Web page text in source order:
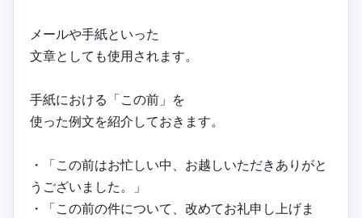
メールや手紙といった
文章としても使用されます。
手紙における「この前」を
使った例文を紹介しておきます。
・「この前はお忙しい中、お越しいただきありがと
うございました。」
・「この前の件について、改めてお礼申し上げま